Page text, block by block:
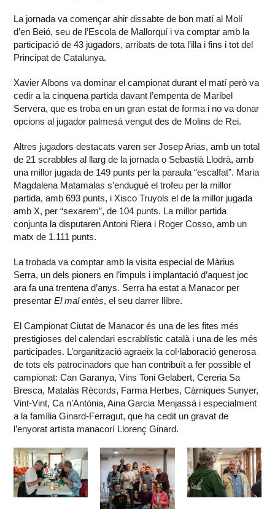
La jornada va començar ahir dissabte de bon matí al Molí
d’en Beió, seu de l’Escola de Mallorquí i va comptar amb la
participació de 43 jugadors, arribats de tota l’illa i fins i tot del
Principat de Catalunya.
Xavier Albons va dominar el campionat durant el matí però va
cedir a la cinquena partida davant l’empenta de Maribel
Servera, que es troba en un gran estat de forma i no va donar
opcions al jugador palmesà vengut des de Molins de Rei.
Altres jugadors destacats varen ser Josep Arias, amb un total
de 21 scrabbles al llarg de la jornada o Sebastià Llodrà, amb
una millor jugada de 149 punts per la paraula “escalfat”. Maria
Magdalena Matamalas s’endugué el trofeu per la millor
partida, amb 693 punts, i Xisco Truyols el de la millor jugada
amb X, per “sexarem”, de 104 punts. La millor partida
conjunta la disputaren Antoni Riera i Roger Cosso, amb un
matx de 1.111 punts.
La trobada va comptar amb la visita especial de Màrius
Serra, un dels pioners en l’impuls i implantació d’aquest joc
ara fa una trentena d’anys. Serra ha estat a Manacor per
presentarEl mal entès, el seu darrer llibre.
El Campionat Ciutat de Manacor és una de les fites més
prestigioses del calendari escrablístic català i una de les més
participades. L’organització agraeix la col·laboració generosa
de tots els patrocinadors que han contribuït a fer possible el
campionat: Can Garanya, Vins Toni Gelabert, Cereria Sa
Bresca, Matalàs Rècords, Farma Herbes, Càrniques Sunyer,
Vint-Vint, Ca n’Antònia, Aina Garcia Menjassà i especialment
a la família Ginard-Ferragut, que ha cedit un gravat de
l’enyorat artista manacorí Llorenç Ginard.